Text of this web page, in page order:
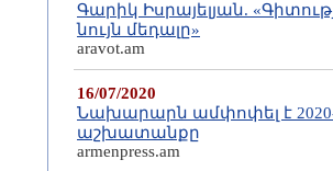
Գարիկ Իսրայելյան.
նույն մեդալը»
aravot.am
16/07/2020
Նախարարն ամփոփել է
աշխատանքը
armenpress.am